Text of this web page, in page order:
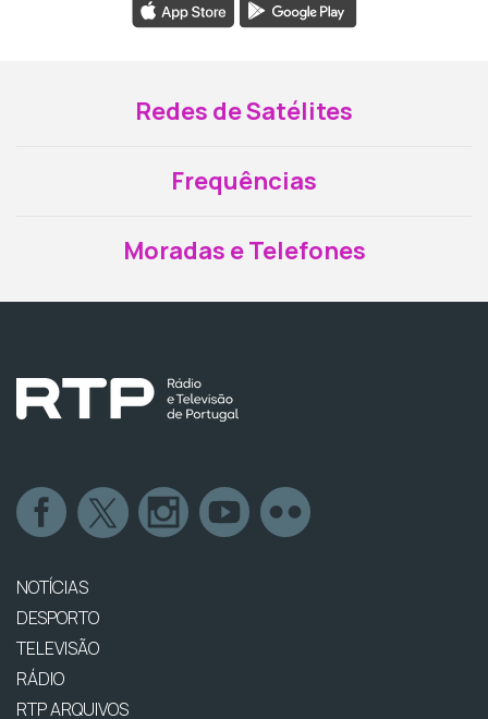
Redes de Satélites
Frequências
Moradas e Telefones
NOTÍCIAS
DESPORTO
TELEVISÃO
RÁDIO
RTP ARQUIVOS